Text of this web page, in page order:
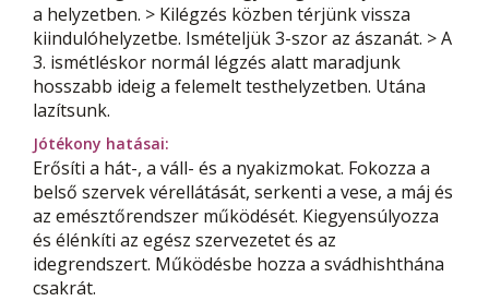
a helyzetben. > Kilégzés közben térjünk vissza
kiindulóhelyzetbe. Ismételjük 3-szor az ászanát. > A
3. ismétléskor normál légzés alatt maradjunk
hosszabb ideig a felemelt testhelyzetben. Utána
lazítsunk.
Jótékony hatásai:
Erősíti a hát-, a váll- és a nyakizmokat. Fokozza a
belső szervek vérellátását, serkenti a vese, a máj és
az emésztőrendszer működését. Kiegyensúlyozza
és élénkíti az egész szervezetet és az
idegrendszert. Működésbe hozza a svádhishthána
csakrát.